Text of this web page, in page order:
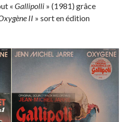
« Gallipolli » (1981) grâce
II » sort en édition